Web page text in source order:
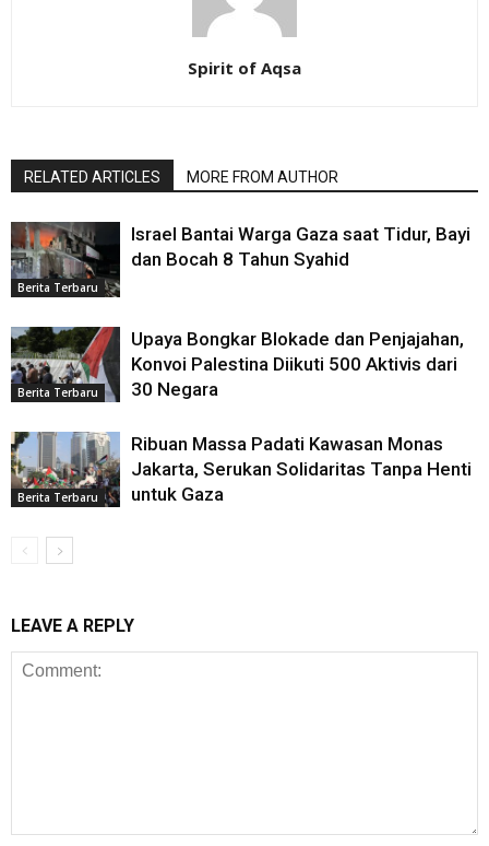
Spirit of Aqsa
RELATED ARTICLES MORE FROM AUTHOR
Berita Terbaru
Israel Bantai Warga Gaza saat Tidur, Bayi
dan Bocah 8 Tahun Syahid
Berita Terbaru
Upaya Bongkar Blokade dan Penjajahan,
Konvoi Palestina Diikuti 500 Aktivis dari
30 Negara
Berita Terbaru
Ribuan Massa Padati Kawasan Monas
Jakarta, Serukan Solidaritas Tanpa Henti
untuk Gaza
LEAVE A REPLY